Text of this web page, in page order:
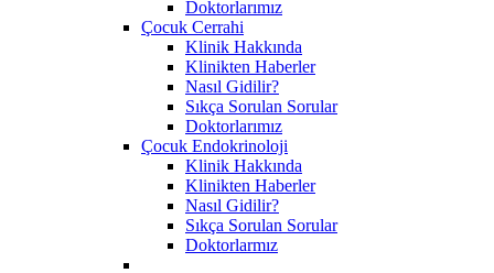
Doktorlarımız
Çocuk Cerrahi
Klinik Hakkında
Klinikten Haberler
Nasıl Gidilir?
Sıkça Sorulan Sorular
Doktorlarımız
Çocuk Endokrinoloji
Klinik Hakkında
Klinikten Haberler
Nasıl Gidilir?
Sıkça Sorulan Sorular
Doktorlarmız